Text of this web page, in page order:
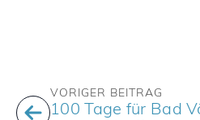
VORIGER BEITRAG
100 Tage für Bad